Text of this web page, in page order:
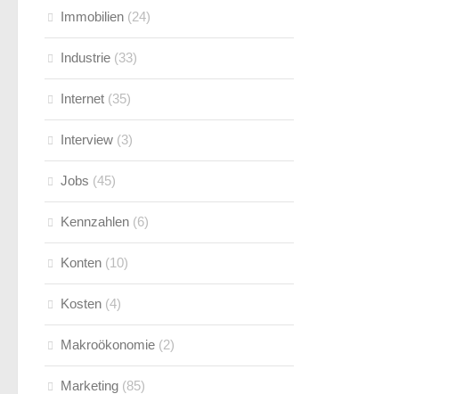
Immobilien (24)
Industrie (33)
Internet (35)
Interview (3)
Jobs (45)
Kennzahlen (6)
Konten (10)
Kosten (4)
Makroökonomie (2)
Marketing (85)